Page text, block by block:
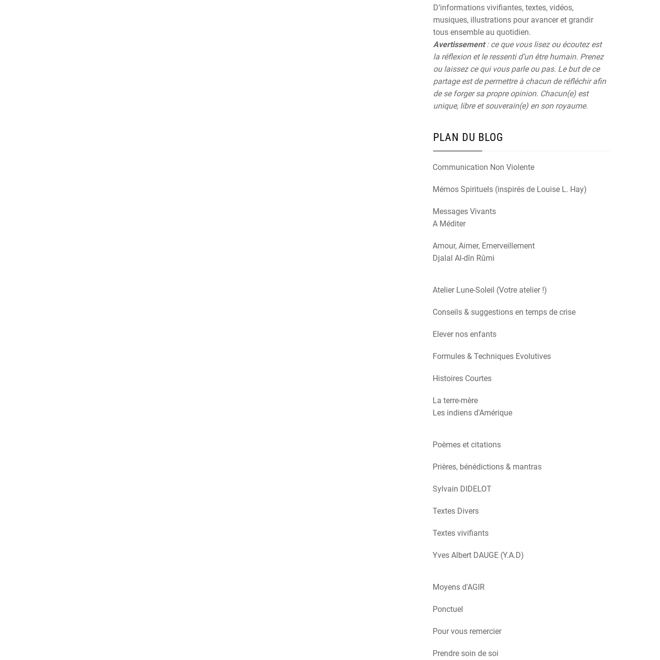
D’informations vivifiantes, textes, vidéos,
musiques, illustrations pour avancer et grandir
tous ensemble au quotidien.
Avertissement: ce que vous lisez ou écoutez est
la réflexion et le ressenti d’un être humain. Prenez
ou laissez ce qui vous parle ou pas. Le but de ce
partage est de permettre à chacun de réfléchir afin
de se forger sa propre opinion. Chacun(e) est
unique, libre et souverain(e) en son royaume.
PLAN DU BLOG
Communication Non Violente
Mémos Spirituels (inspirés de Louise L. Hay)
Messages Vivants
A Méditer
Amour, Aimer, Emerveillement
Djalal Al-dîn Rûmi
Atelier Lune-Soleil (Votre atelier !)
Conseils & suggestions en temps de crise
Elever nos enfants
Formules & Techniques Evolutives
Histoires Courtes
La terre-mère
Les indiens d'Amérique
Poèmes et citations
Prières, bénédictions & mantras
Sylvain DIDELOT
Textes Divers
Textes vivifiants
Yves Albert DAUGE (Y.A.D)
Moyens d'AGIR
Ponctuel
Pour vous remercier
Prendre soin de soi